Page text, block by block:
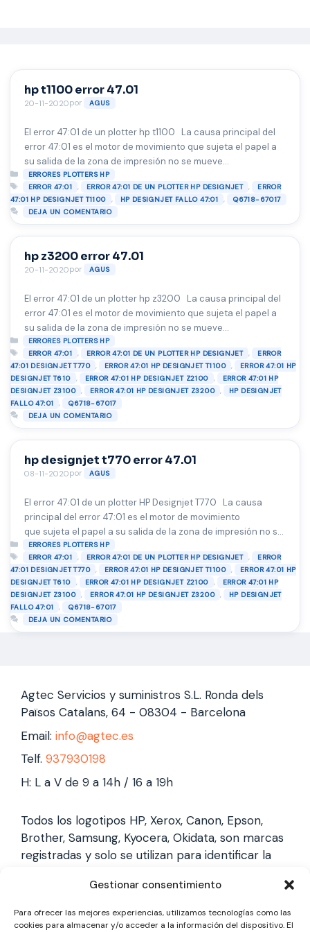
Gestionar consentimiento
Para ofrecer las mejores experiencias, utilizamos tecnologías como las
cookies para almacenar y/o acceder a la información del dispositivo. El
hp t1100 error 47.01
20-11-2020por AGUS
El error 47:01 de un plotter hp t1100 La causa principal del
error 47:01 es el motor de movimiento que sujeta el papel a
su salida de la zona de impresión no se mueve
correctamente o esta bloqueado por algún motivo,
generalmente es un problema mecánico (engranajes o ejes
rotos). este motor tiene como finalidad …Leer más
Categorías
ERRORES PLOTTERS HP
Etiquetas
ERROR 47:01 , ERROR 47:01 DE UN PLOTTER HP DESIGNJET ,
ERROR
47:01 HP DESIGNJET T1100
, HP DESIGNJET FALLO 47:01 ,
Q6718-67017
DEJA UN COMENTARIO
hp z3200 error 47.01
20-11-2020por AGUS
El error 47:01 de un plotter hp z3200 La causa principal del
error 47:01 es el motor de movimiento que sujeta el papel a
su salida de la zona de impresión no se mueve
correctamente o esta bloqueado por algún motivo,
generalmente es un problema mecánico (engranajes o ejes
rotos). este motor tiene como finalidad … Leer más
Categorías
ERRORES PLOTTERS HP
Etiquetas
ERROR 47:01 , ERROR 47:01 DE UN PLOTTER HP DESIGNJET ,
ERROR
47:01 DESIGNJET T770
, ERROR 47:01 HP DESIGNJET T1100 ,
ERROR 47:01 HP
DESIGNJET T610
, ERROR 47:01 HP DESIGNJET Z2100 ,
ERROR 47:01 HP
DESIGNJET Z3100
, ERROR 47:01 HP DESIGNJET Z3200 ,
HP DESIGNJET
FALLO 47:01
,
Q6718-67017
DEJA UN COMENTARIO
hp designjet t770 error 47.01
08-11-2020por AGUS
El error 47:01 de un plotter HP Designjet T770 La causa
principal del error 47:01 es el motor de movimiento
que sujeta el papel a su salida de la zona de impresión no se
mueve correctamente o esta bloqueado por algún motivo,
generalmente es un problema mecánico (engranajes o ejes
rotos). este motor tiene como …Leer más
Categorías
ERRORES PLOTTERS HP
Etiquetas
ERROR 47:01 , ERROR 47:01 DE UN PLOTTER HP DESIGNJET ,
ERROR
47:01 DESIGNJET T770
, ERROR 47:01 HP DESIGNJET T1100 ,
ERROR 47:01 HP
DESIGNJET T610
, ERROR 47:01 HP DESIGNJET Z2100 ,
ERROR 47:01 HP
DESIGNJET Z3100
, ERROR 47:01 HP DESIGNJET Z3200 ,
HP DESIGNJET
FALLO 47:01
,
Q6718-67017
DEJA UN COMENTARIO
Agtec Servicios y suministros S.L. Ronda dels
Països Catalans, 64 - 08304 - Barcelona
Email: info@agtec.es
Telf. 937930198
H: L a V de 9 a 14h / 16 a 19h
Todos los logotipos HP, Xerox, Canon, Epson,
Brother, Samsung, Kyocera, Okidata, son marcas
registradas y solo se utilizan para identificar la
marcas, y solo reparamos impresoras laser,
somos un servicio técnico especializado y
totalmente independiente.